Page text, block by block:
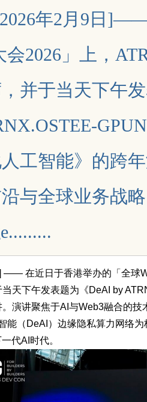
年2月9日
会2026」上，
并于当天下午
工智能》的跨
与全球业务战
—— 在近日于香港举办的「全球
天下午发表题为《DeAI by
演讲聚焦于AI与Web3融合的
能（DeAI）边缘隐私算力网络
代AI时代。
全新影视平台